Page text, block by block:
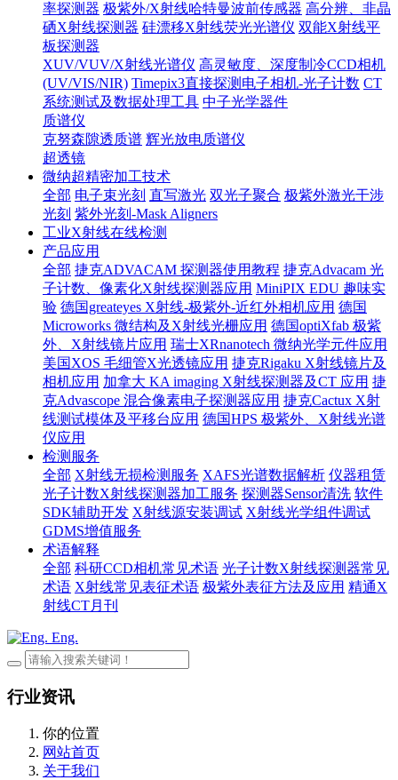
率探测器 极紫外/X射线哈特曼波前传感器 高分辨、非晶
硒X射线探测器 硅漂移X射线荧光光谱仪 双能X射线平
板探测器
XUV/VUV/X射线光谱仪 高灵敏度、深度制冷CCD相机
(UV/VIS/NIR) Timepix3直接探测电子相机-光子计数 CT
系统测试及数据处理工具 中子光学器件
质谱仪
克努森隙透质谱 辉光放电质谱仪
超透镜
微纳超精密加工技术
全部 电子束光刻 直写激光 双光子聚合 极紫外激光干涉
光刻 紫外光刻-Mask Aligners
工业X射线在线检测
产品应用
全部 捷克ADVACAM 探测器使用教程 捷克Advacam 光
子计数、像素化X射线探测器应用 MiniPIX EDU 趣味实
验 德国greateyes X射线-极紫外-近红外相机应用 德国
Microworks 微结构及X射线光栅应用 德国optiXfab 极紫
外、X射线镜片应用 瑞士XRnanotech 微纳光学元件应用
美国XOS 毛细管X光透镜应用 捷克Rigaku X射线镜片及
相机应用 加拿大 KA imaging X射线探测器及CT 应用 捷
克Advascope 混合像素电子探测器应用 捷克Cactux X射
线测试模体及平移台应用 德国HPS 极紫外、X射线光谱
仪应用
检测服务
全部 X射线无损检测服务 XAFS光谱数据解析 仪器租赁
光子计数X射线探测器加工服务 探测器Sensor清洗 软件
SDK辅助开发 X射线源安装调试 X射线光学组件调试
GDMS增值服务
术语解释
全部 科研CCD相机常见术语 光子计数X射线探测器常见
术语 X射线常见表征术语 极紫外表征方法及应用 精通X
射线CT月刊
Eng.
行业资讯
你的位置
网站首页
关于我们